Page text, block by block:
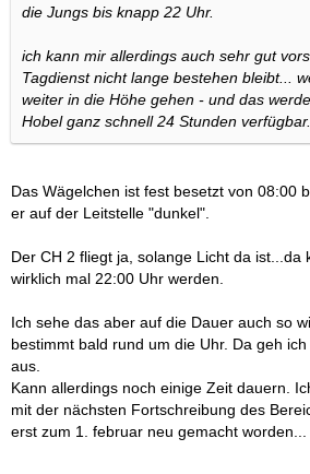
die Jungs bis knapp 22 Uhr.
ich kann mir allerdings auch sehr gut
Tagdienst nicht lange bestehen bleibt...
weiter in die Höhe gehen - und das
Hobel ganz schnell 24 Stunden verfügbar.
Das Wägelchen ist fest besetzt von 08:00
er auf der Leitstelle "dunkel".
Der CH 2 fliegt ja, solange Licht da ist...da
wirklich mal 22:00 Uhr werden.
Ich sehe das aber auf die Dauer auch so
bestimmt bald rund um die Uhr. Da geh
aus.
Kann allerdings noch einige Zeit dauern.
mit der nächsten Fortschreibung des
erst zum 1. februar neu gemacht worden...